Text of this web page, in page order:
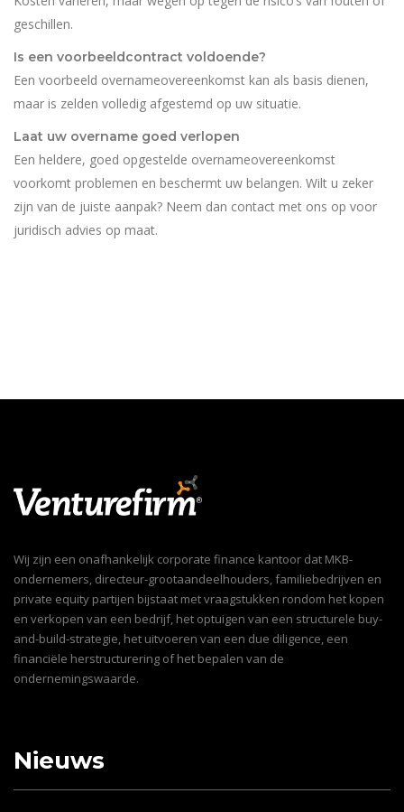
geschillen.
Is een voorbeeldcontract voldoende?
Een voorbeeld overnameovereenkomst kan als basis dienen,
maar is zelden volledig afgestemd op uw situatie.
Laat uw overname goed verlopen
Een heldere, goed opgestelde overnameovereenkomst
voorkomt problemen en beschermt uw belangen. Wilt u zeker
zijn van de juiste aanpak? Neem dan contact met ons op voor
juridisch advies op maat.
Wij zijn een onafhankelijk corporate finance kantoor dat MKB-
ondernemers, directeur-grootaandeelhouders, familiebedrijven en
private equity partijen bijstaat met vraagstukken rondom het kopen
en verkopen van een bedrijf, het optuigen van een structurele buy-
and-build-strategie, het uitvoeren van een due diligence, een
financiële herstructurering of het bepalen van de
ondernemingswaarde.
Nieuws